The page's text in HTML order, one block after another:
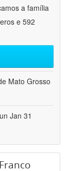
a família
e 592
Mato Grosso
Jan 31